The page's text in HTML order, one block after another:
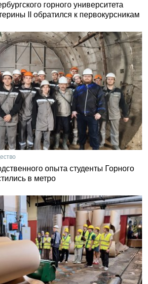
горного университета
II обратился к первокурсникам
опыта студенты Горного
в метро